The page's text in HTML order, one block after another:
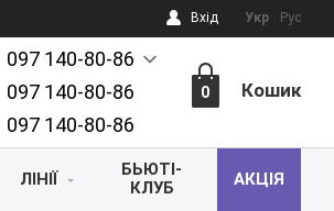
Вхід Укр Рус
097 140-80-86
097 140-80-86
097 140-80-86
0 Кошик
ЛІНІЇ
БЬЮТІ-
КЛУБ
АКЦІЯ